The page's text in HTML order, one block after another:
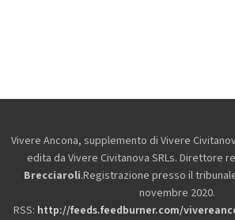
Vivere Ancona, supplemento di Vivere
edita da Vivere Civitanova SRLs. Direttore
Brecciaroli.Registrazione presso il
novembre 2020.
RSS: http://feeds.feedburner.com/